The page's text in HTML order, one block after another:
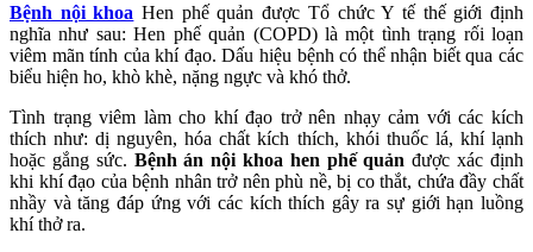
Bệnh nội khoa Hen phế quản được Tổ chức Y tế thế giới định
nghĩa như sau: Hen phế quản (COPD) là một tình trạng rối loạn
viêm mãn tính của khí đạo. Dấu hiệu bệnh có thể nhận biết qua các
biểu hiện ho, khò khè, nặng ngực và khó thở.
Tình trạng viêm làm cho khí đạo trở nên nhạy cảm với các kích
thích như: dị nguyên, hóa chất kích thích, khói thuốc lá, khí lạnh
hoặc gắng sức. Bệnh án nội khoa hen phế quản được xác định
khi khí đạo của bệnh nhân trở nên phù nề, bị co thắt, chứa đầy chất
nhầy và tăng đáp ứng với các kích thích gây ra sự giới hạn luồng
khí thở ra.